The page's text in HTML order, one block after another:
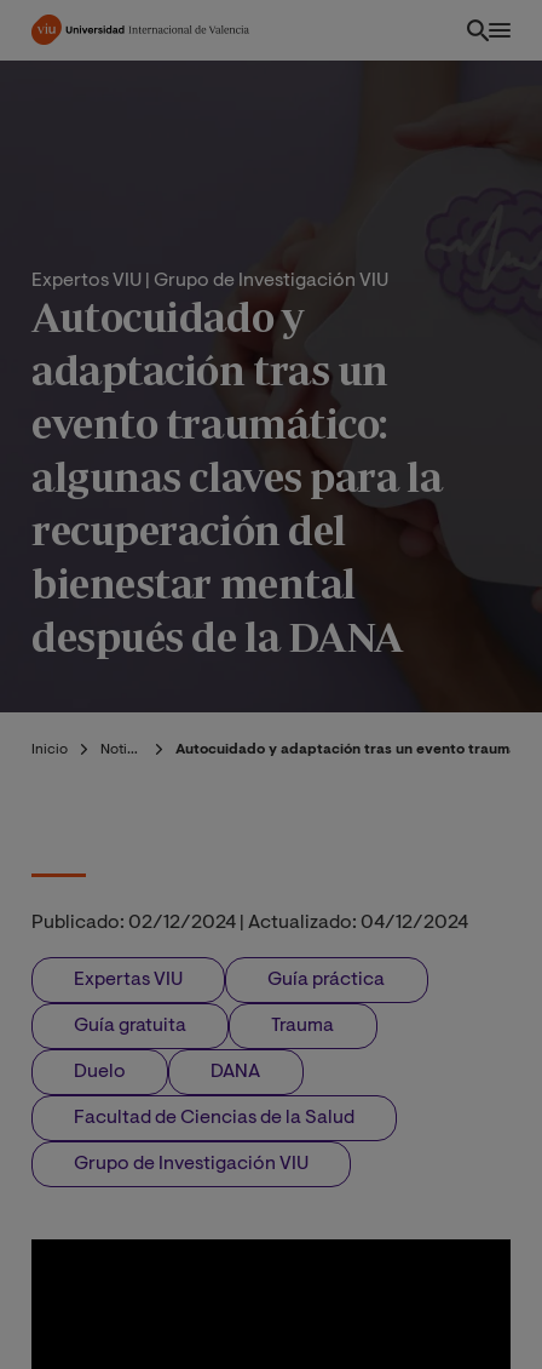
Pasar
Expertos VIU | Grupo de Investigación VIU
Autocuidado y
adaptación tras un
evento traumático:
algunas claves para la
recuperación del
bienestar mental
después de la DANA
Inicio Noticias Autocuidado y adaptación tras un evento
Publicado: 02/12/2024 Actualizado: 04/12/2024
Expertas VIU Guía práctica
Guía gratuita Trauma
Duelo DANA
Facultad de Ciencias de la Salud
Grupo de Investigación VIU